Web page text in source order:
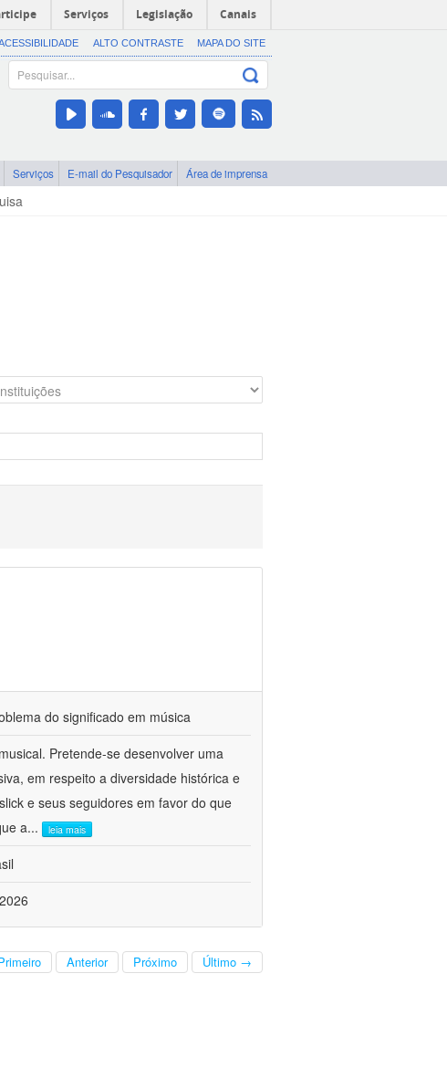
Serviços Legislação Canais
ALTO CONTRASTE MAPA DO SITE
Serviços E-mail do Pesquisador Área de imprensa
do significado em música
Pretende-se desenvolver uma
em respeito a diversidade histórica e
e seus seguidores em favor do que
a... leia mais
Anterior Próximo Último →